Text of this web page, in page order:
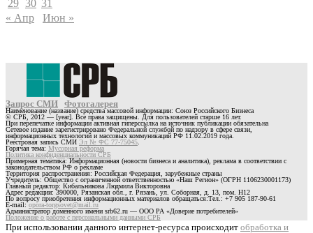
29 30 31
« Апр
Июн »
Запрос СМИ Фотогалерея
Наименование (название) средства массовой информации: Союз Российского Бизнеса
© СРБ, 2012 — [year]. Все права защищены. Для пользователей старше 16 лет.
При перепечатке информации активная гиперссылка на источник публикации обязательна
Сетевое издание зарегистрировано Федеральной службой по надзору в сфере связи,
информационных технологий и массовых коммуникаций РФ 11.02.2019 года.
Реестровая запись СМИ Эл № ФС 77-75045
Горячая тема: Мусорная реформа
Политика конфиденциальности СРБ
Примерная тематика: Информационная (новости бизнеса и аналитика), реклама в соответствии с
законодательством РФ о рекламе
Территория распространения: Российская Федерация, зарубежные страны
Учредитель: Общество с ограниченной ответственностью «Наш Регион» (ОГРН 1106230001173)
Главный редактор: Кибальникова Людмила Викторовна
Адрес редакции: 390000, Рязанская обл., г. Рязань, ул. Соборная, д. 13, пом. Н12
По вопросу приобретения информационных материалов обращаться:Тел.: +7 905 187-90-61
E-mail:opora-torgsovet@mail.ru
Администратор доменного имени srb62.ru — ООО РА «Доверие потребителей»
Положение о работе с персональными данными СРБ
При использовании данного интернет-ресурса происходит обработка и